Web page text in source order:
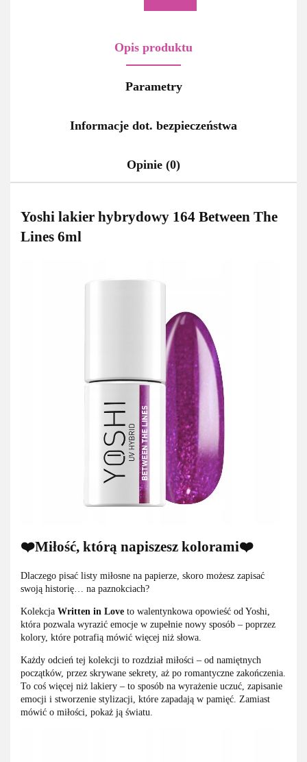
Opis produktu
Parametry
Informacje dot. bezpieczeństwa
Opinie (0)
Yoshi lakier hybrydowy 164 Between The
Lines 6ml
❤️Miłość, którą napiszesz kolorami❤️
Dlaczego pisać listy miłosne na papierze, skoro możesz zapisać
swoją historię… na paznokciach?
Kolekcja Written in Love to walentynkowa opowieść od Yoshi,
która pozwala wyrazić emocje w zupełnie nowy sposób – poprzez
kolory, które potrafią mówić więcej niż słowa.
Każdy odcień tej kolekcji to rozdział miłości – od namiętnych
początków, przez skrywane sekrety, aż po romantyczne zakończenia.
To coś więcej niż lakiery – to sposób na wyrażenie uczuć, zapisanie
emocji i stworzenie stylizacji, które zapadają w pamięć. Zamiast
mówić o miłości, pokaż ją światu.